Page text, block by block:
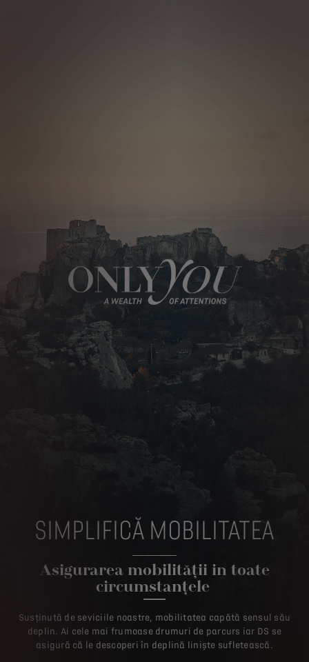
SIMPLIFICĂ MOBILITATEA
Asigurarea mobilității in toate
circumstanțele
Susținută de seviciile noastre, mobilitatea capătă sensul său
deplin. Ai cele mai frumoase drumuri de parcurs iar DS se
asigură că le descoperi în deplină liniște sufletească.